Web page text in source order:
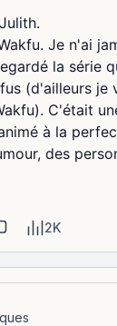
Je n'ai
la série
(d'ailleurs je
C'était
à la
des
2K